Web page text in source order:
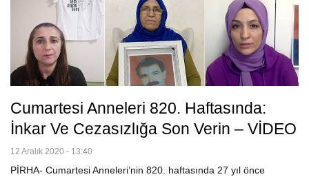
Cumartesi Anneleri 820. Haftasında:
İnkar Ve Cezasızlığa Son Verin – VİDEO
12 Aralık 2020 - 13:40
PİRHA- Cumartesi Anneleri’nin 820. haftasında 27 yıl önce